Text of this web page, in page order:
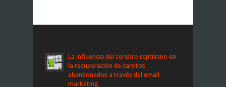
La influencia del cerebro reptiliano en
la recuperación de carritos
abandonados a través del email
marketing